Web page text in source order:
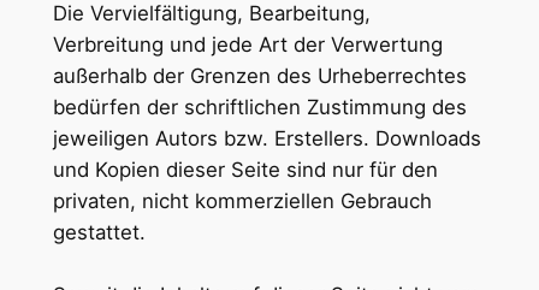
Die Vervielfältigung, Bearbeitung,
Verbreitung und jede Art der Verwertung
außerhalb der Grenzen des Urheberrechtes
bedürfen der schriftlichen Zustimmung des
jeweiligen Autors bzw. Erstellers. Downloads
und Kopien dieser Seite sind nur für den
privaten, nicht kommerziellen Gebrauch
gestattet.